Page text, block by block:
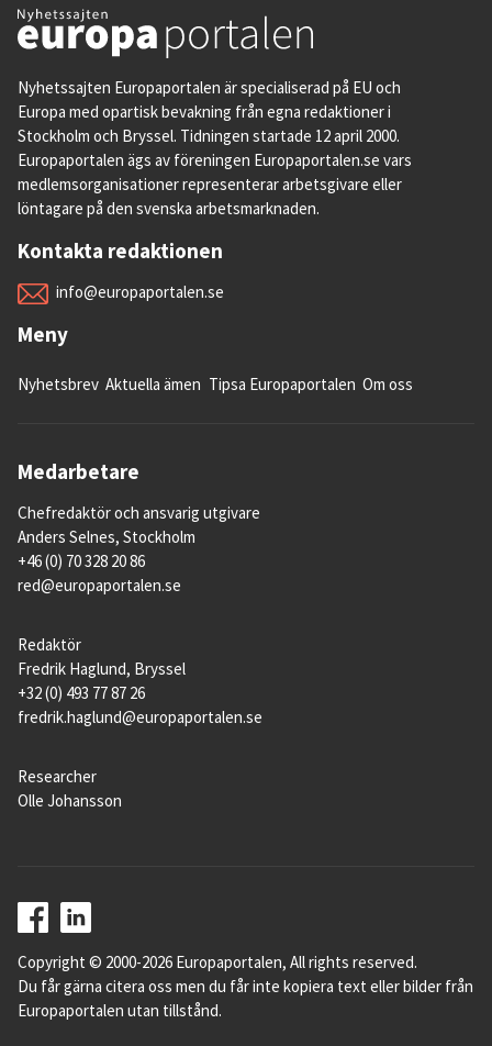
Nyhetssajten Europaportalen är specialiserad på EU och
Europa med opartisk bevakning från egna redaktioner i
Stockholm och Bryssel. Tidningen startade 12 april 2000.
Europaportalen ägs av föreningen Europaportalen.se vars
medlemsorganisationer representerar arbetsgivare eller
löntagare på den svenska arbetsmarknaden.
Kontakta redaktionen
info@europaportalen.se
Meny
Nyhetsbrev Aktuella ämen Tipsa Europaportalen Om oss
Medarbetare
Chefredaktör och ansvarig utgivare
Anders Selnes, Stockholm
+46 (0) 70 328 20 86
red@europaportalen.se
Redaktör
Fredrik Haglund, Bryssel
+32 (0) 493 77 87 26
fredrik.haglund@europaportalen.se
Researcher
Olle Johansson
Copyright © 2000-2026 Europaportalen, All rights reserved.
Du får gärna citera oss men du får inte kopiera text eller bilder från
Europaportalen utan tillstånd.